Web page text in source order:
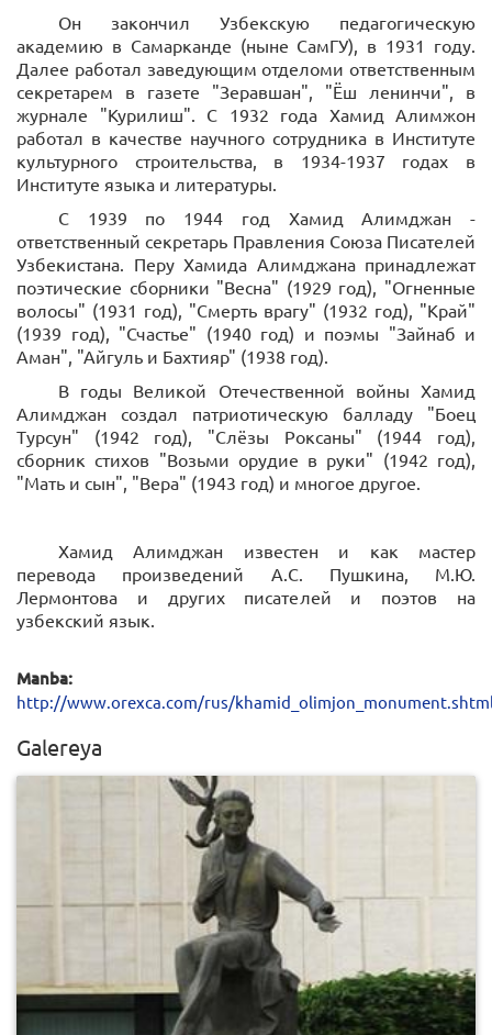
Он закончил Узбекскую педагогическую
академию в Самарканде (ныне СамГУ), в 1931 году.
Далее работал заведующим отделоми ответственным
секретарем в газете "Зеравшан", "Ёш ленинчи", в
журнале "Курилиш". С 1932 года Хамид Алимжон
работал в качестве научного сотрудника в Институте
культурного строительства, в 1934-1937 годах в
Институте языка и литературы.
С 1939 по 1944 год Хамид Алимджан -
ответственный секретарь Правления Союза Писателей
Узбекистана. Перу Хамида Алимджана принадлежат
поэтические сборники "Весна" (1929 год), "Огненные
волосы" (1931 год), "Смерть врагу" (1932 год), "Край"
(1939 год), "Счастье" (1940 год) и поэмы "Зайнаб и
Аман", "Айгуль и Бахтияр" (1938 год).
В годы Великой Отечественной войны Хамид
Алимджан создал патриотическую балладу "Боец
Турсун" (1942 год), "Слёзы Роксаны" (1944 год),
сборник стихов "Возьми орудие в руки" (1942 год),
"Мать и сын", "Вера" (1943 год) и многое другое.
Хамид Алимджан известен и как мастер
перевода произведений А.С. Пушкина, М.Ю.
Лермонтова и других писателей и поэтов на
узбекский язык.
Manba:
http://www.orexca.com/rus/
Galereya
0 1090